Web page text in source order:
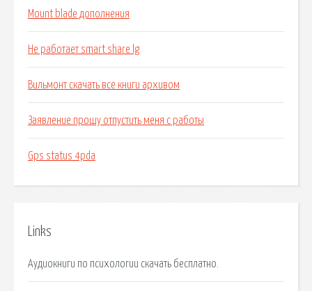
Mount blade дополнения
Не работает smart share lg
Вильмонт скачать все книги архивом
Заявление прошу отпустить меня с работы
Gps status 4pda
Links
Аудиокниги по психологии скачать бесплатно.